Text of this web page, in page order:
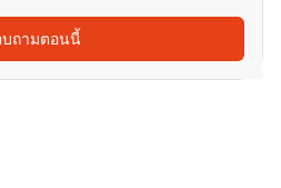
บถามตอนนี้